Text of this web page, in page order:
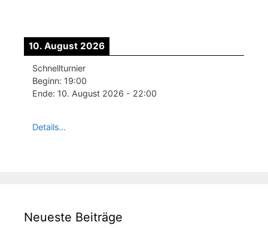
10. August 2026
Schnellturnier
Beginn: 19:00
Ende: 10. August 2026 - 22:00
Details...
Neueste Beiträge